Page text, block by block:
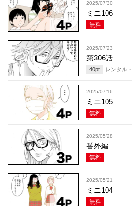
2025/07/30
ミニ106
無料
2025/07/23
第306話
40pt レンタル・
2025/07/16
ミニ105
無料
2025/05/28
番外編
無料
2025/05/21
ミニ104
無料